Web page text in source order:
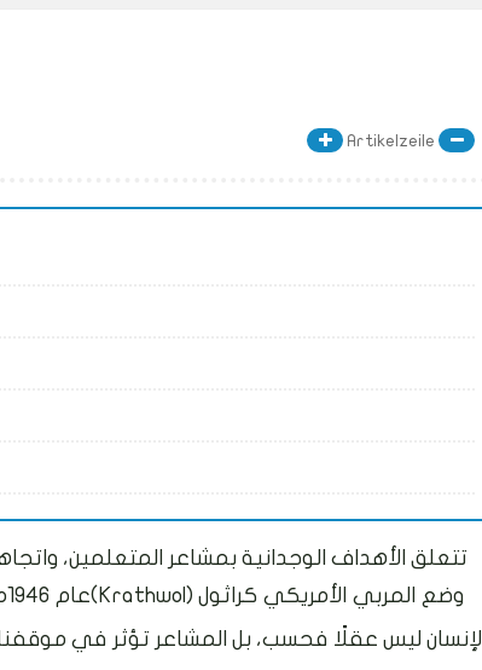
Artikelzeile
تتعلق الأهداف الوجدانية بمشاعر المتعلمين،
وضع المربي الأمريكي كراثول (Krathwol)
الإنسان ليس عقلًا فحسب، بل المشاعر تؤثر في